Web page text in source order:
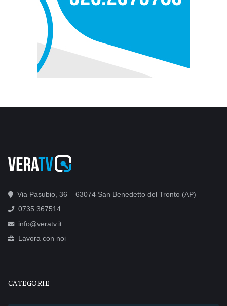
Via Pasubio, 36 – 63074 San Benedetto del Tronto (AP)
0735 367514
info@veratv.it
Lavora con noi
CATEGORIE